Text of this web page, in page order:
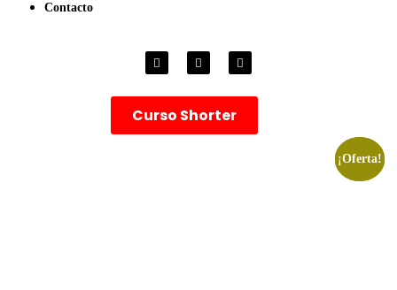
Contacto
Curso Shorter
¡Oferta!
¡Oferta!